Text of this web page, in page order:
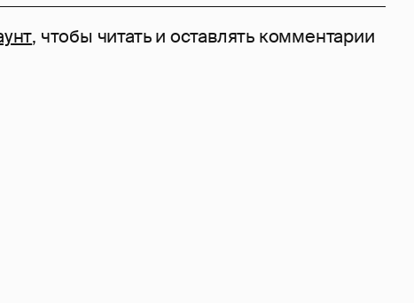
, чтобы читать и оставлять комментарии